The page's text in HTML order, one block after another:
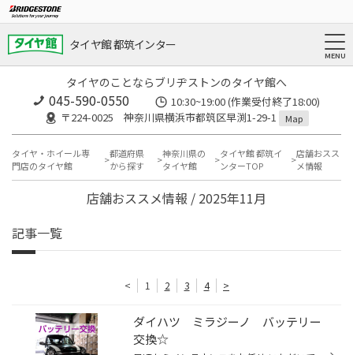
タイヤ館 都筑インター
タイヤのことならブリヂストンのタイヤ館へ
045-590-0550
10:30~19:00 (作業受付終了18:00)
〒224-0025 神奈川県横浜市都筑区早渕1-29-1
Map
タイヤ・ホイール専
門店のタイヤ館
都道府県
から探す
神奈川県の
タイヤ館
タイヤ館 都筑イ
ンターTOP
店舗おスス
メ情報
店舗おススメ情報 / 2025年11月
記事一覧
< 1 2 3 4 >
ダイハツ ミラジーノ バッテリー
交換☆